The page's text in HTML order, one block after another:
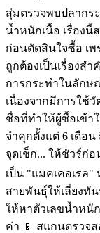
สุ่มตรวจพบปลากร
น้ำหนักเนื้อ เรื่องนี้
ก่อนตัดสินใจซื้อ เ
ถูกต้องเป็นเรื่องส
การกระทำในลักษ
เนื่องจากมีการใช้
ชื่อที่ทำให้ผู้ซื้อเข้
จำคุกตั้งแต่ 6 เดือ
จุดเช็ก... ให้ชัวร์ก่
เป็น "แมคเคอเรล
สายพันธุ์ให้เลี่ยงทั
ให้หาตัวเลขน้ำหนั
ค่า 📱 สแกนตรวจ